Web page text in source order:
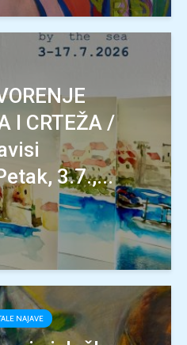
I CRTEŽA /
3.7.,...
NAJAVE